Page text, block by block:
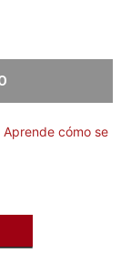
Aprende cómo se